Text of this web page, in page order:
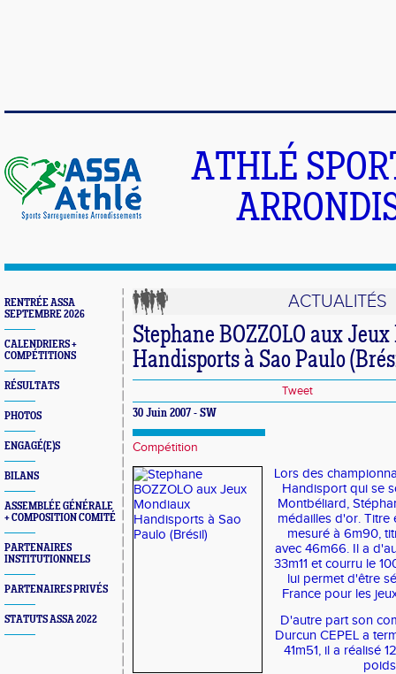
ATHLÉ
RENTRÉE ASSA
SEPTEMBRE 2026
CALENDRIERS +
COMPÉTITIONS
RÉSULTATS
PHOTOS
ENGAGÉ(E)S
BILANS
ASSEMBLÉE GÉNÉRALE
+ COMPOSITION COMITÉ
PARTENAIRES
INSTITUTIONNELS
PARTENAIRES PRIVÉS
STATUTS ASSA 2022
ACTUALITÉS
Stephane BOZZOLO aux
Handisports à Sao Paulo
Tweet
30 Juin 2007 - SW
Compétition
Lors des
Handisport qui se
Montbéliard,
médailles d'or. Titre
mesuré à 6m90,
avec 46m66. Il a
33m11 et courru le
lui permet d'être
France pour les
D'autre part son
Durcun CEPEL a
41m51, il a réalisé